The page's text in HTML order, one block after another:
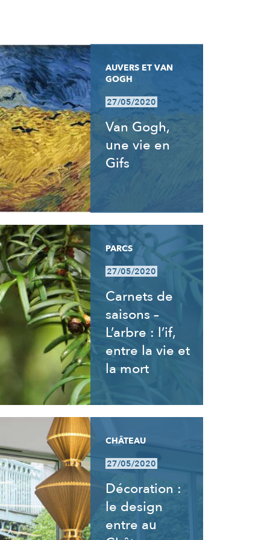
AUVERS ET VAN
GOGH
27/05/2020
Van Gogh,
une vie en
Gifs
PARCS
27/05/2020
Carnets de
saisons –
L’arbre : l’if,
entre la vie et
la mort
CHÂTEAU
27/05/2020
Décoration :
le design
entre au